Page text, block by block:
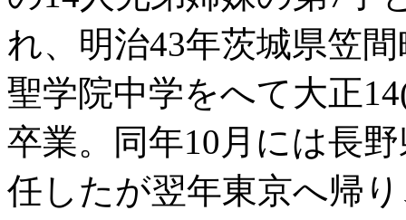
れ、明治43年茨城県笠
聖学院中学をへて大正
卒業。同年10月には長
任したが翌年東京へ帰